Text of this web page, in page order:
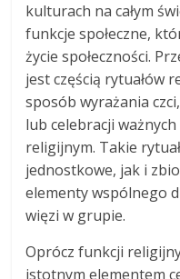
kulturach na całym
funkcje społeczne,
życie społeczności.
jest częścią rytuałów
sposób wyrażania
lub celebracji
religijnym. Takie
jednostkowe, jak i
elementy wspólnego
więzi w grupie.
Oprócz funkcji
istotnym elementem